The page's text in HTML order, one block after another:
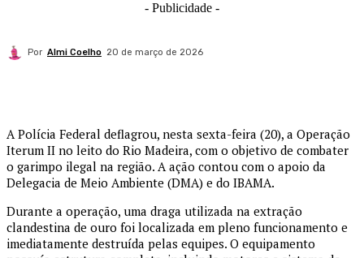
- Publicidade -
Por Almi Coelho 20 de março de 2026
A Polícia Federal deflagrou, nesta sexta-feira (20), a Operação
Iterum II no leito do Rio Madeira, com o objetivo de combater
o garimpo ilegal na região. A ação contou com o apoio da
Delegacia de Meio Ambiente (DMA) e do IBAMA.
Durante a operação, uma draga utilizada na extração
clandestina de ouro foi localizada em pleno funcionamento e
imediatamente destruída pelas equipes. O equipamento